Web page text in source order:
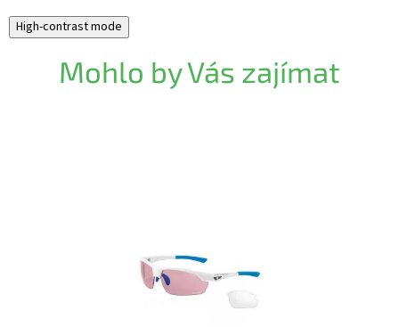
High-contrast mode
Mohlo by Vás zajímat